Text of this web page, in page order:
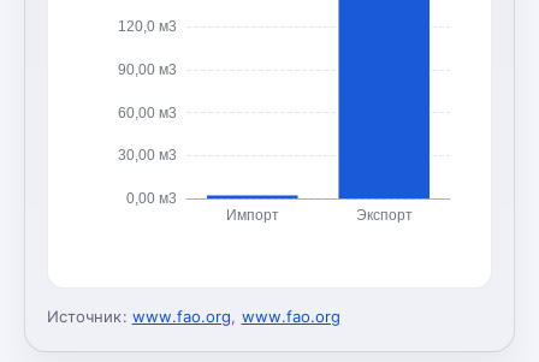
0,00 м3
30,00 м3
60,00 м3
90,00 м3
120,0 м3
Импорт Экспорт
Источник: www.fao.org, www.fao.org